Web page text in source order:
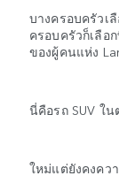
บางครอบครัวเ
ครอบครัวก็เลือ
ของผู้คนแห่ง
นี่คือรถ SUV ใ
ใหม่แต่ยังคงคว